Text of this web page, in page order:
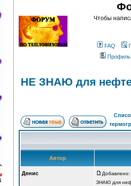
Чтобы
FAQ
Профиль
НЕ ЗНАЮ для
Автор
Денис
ЗНАЮ для